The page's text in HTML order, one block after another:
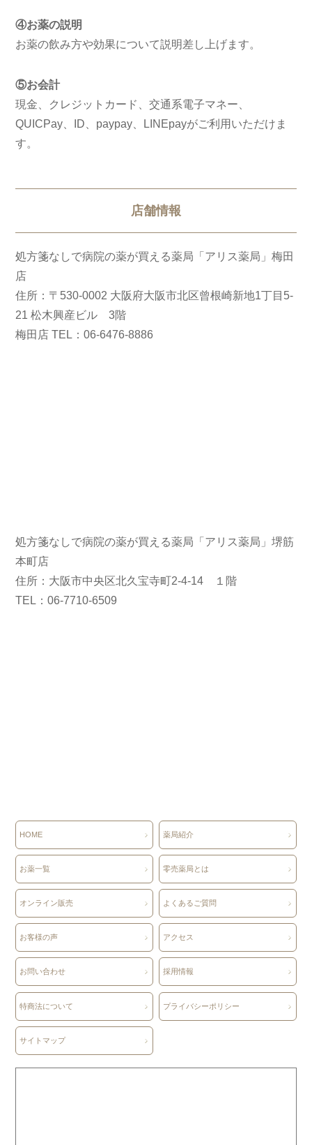
④お薬の説明
お薬の飲み方や効果について説明差し上げます。
⑤お会計
現金、クレジットカード、交通系電子マネー、
QUICPay、ID、paypay、LINEpayがご利用いただけま
す。
店舗情報
処方箋なしで病院の薬が買える薬局「アリス薬局」梅田
店
住所：〒530-0002 大阪府大阪市北区曾根崎新地1丁目5-
21 松木興産ビル 3階
梅田店 TEL：06-6476-8886
処方箋なしで病院の薬が買える薬局「アリス薬局」堺筋
本町店
住所：大阪市中央区北久宝寺町2-4-14 １階
TEL：06-7710-6509
HOME 薬局紹介
お薬一覧 零売薬局とは
オンライン販売 よくあるご質問
お客様の声 アクセス
お問い合わせ 採用情報
特商法について プライバシーポリシー
サイトマップ